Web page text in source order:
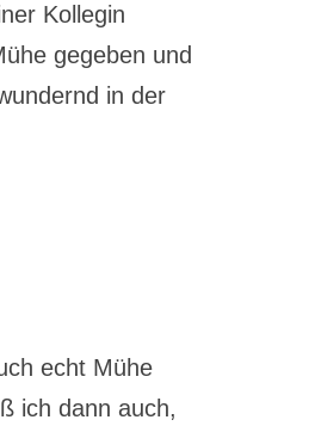
Kollegin
gegeben und
in der
echt Mühe
ich dann auch,